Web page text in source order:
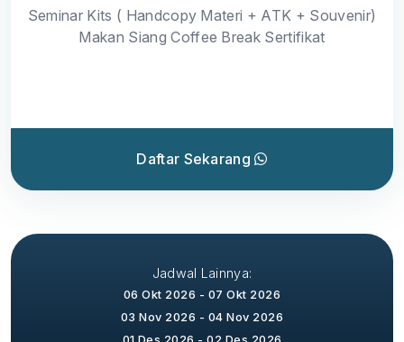
Seminar Kits ( Handcopy Materi + ATK + Souvenir)
Makan Siang Coffee Break Sertifikat
Daftar Sekarang
Jadwal Lainnya:
06 Okt 2026 - 07 Okt 2026
03 Nov 2026 - 04 Nov 2026